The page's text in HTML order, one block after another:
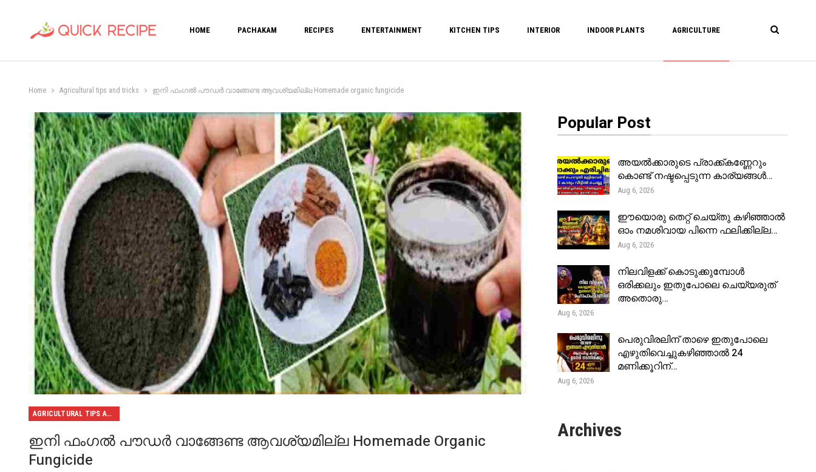
HOME PACHAKAM RECIPES ENTERTAINMENT KITCHEN TIPS INTERIOR INDOOR PLANTS AGRICULTURE
Home Agricultural tips and tricks ഇനി ഫംഗൽ പൗഡർ വാങ്ങേണ്ട ആവശ്യമില്ല Homemade organic fungicide
AGRICULTURAL TIPS AND TRICKS
ഇനി ഫംഗൽ പൗഡർ വാങ്ങേണ്ട ആവശ്യമില്ല Homemade Organic
Fungicide
Popular Post
അയൽക്കാരുടെ പ്രാക്ക്കണ്ണേറും
കൊണ്ട് നഷ്ടപ്പെടുന്ന കാര്യങ്ങൾ…
Aug 6, 2026
ഈയൊരു തെറ്റ് ചെയ്തു കഴിഞ്ഞാൽ
ഓം നമശിവായ പിന്നെ ഫലിക്കില്ല…
Aug 6, 2026
നിലവിളക്ക് കൊടുക്കുമ്പോൾ
ഒരിക്കലും ഇതുപോലെ ചെയ്യരുത്
അതൊരു…
Aug 6, 2026
പെരുവിരലിന് താഴെ ഇതുപോലെ
എഴുതിവെച്ചുകഴിഞ്ഞാൽ 24
മണിക്കൂറിന്…
Aug 6, 2026
Archives